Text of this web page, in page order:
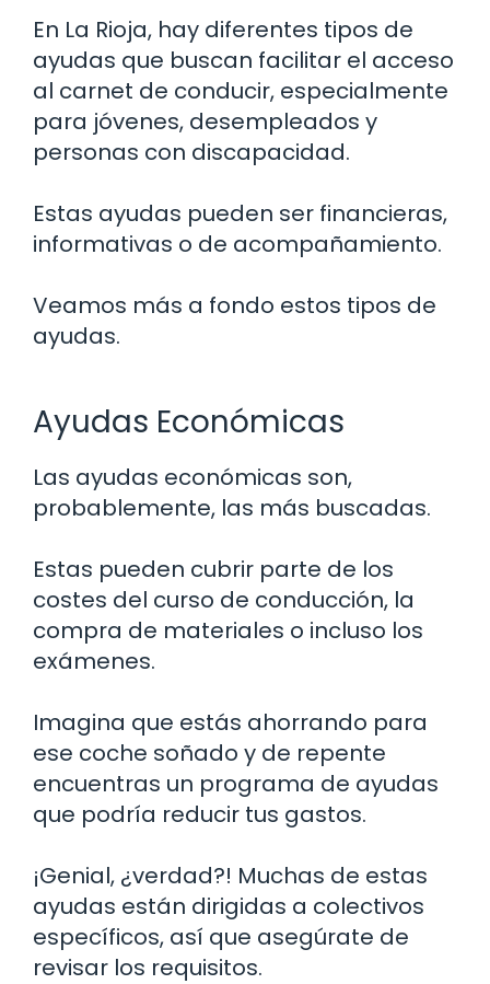
En La Rioja, hay diferentes tipos de
ayudas que buscan facilitar el acceso
al carnet de conducir, especialmente
para jóvenes, desempleados y
personas con discapacidad.
Estas ayudas pueden ser financieras,
informativas o de acompañamiento.
Veamos más a fondo estos tipos de
ayudas.
Ayudas Económicas
Las ayudas económicas son,
probablemente, las más buscadas.
Estas pueden cubrir parte de los
costes del curso de conducción, la
compra de materiales o incluso los
exámenes.
Imagina que estás ahorrando para
ese coche soñado y de repente
encuentras un programa de ayudas
que podría reducir tus gastos.
¡Genial, ¿verdad?! Muchas de estas
ayudas están dirigidas a colectivos
específicos, así que asegúrate de
revisar los requisitos.